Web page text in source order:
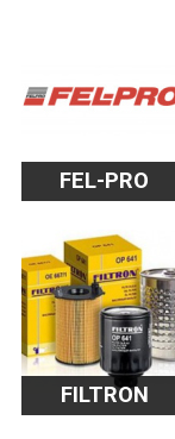
FEL-PRO
FILTRON